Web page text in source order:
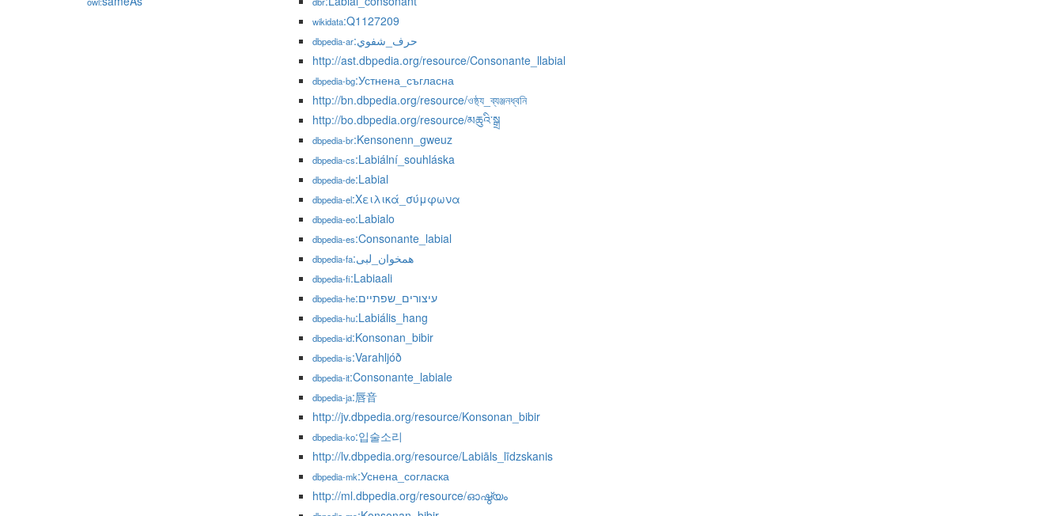
wikidata:Q1127209
dbpedia-ar :حرف_شفوي
http://ast.dbpedia.org/resource/Consonante_llabial
dbpedia-bg:Устнена_съгласна
http://bn.dbpedia.org/resource/ওষ্ঠ্য_ব্যঞ্জনধ্বনি
http://bo.dbpedia.org/resource/མཆུའི་སྒྲ
dbpedia-br:Kensonenn_gweuz
dbpedia-cs:Labiální_souhláska
dbpedia-de:Labial
dbpedia-el:Χειλικά_σύμφωνα
dbpedia-eo:Labialo
dbpedia-es:Consonante_labial
dbpedia-fa :همخوان_لبی
dbpedia-fi:Labiaali
dbpedia-he :עיצורים_שפתיים
dbpedia-hu:Labiális_hang
dbpedia-id:Konsonan_bibir
dbpedia-is:Varahljóð
dbpedia-it:Consonante_labiale
dbpedia-ja:唇音
http://jv.dbpedia.org/resource/Konsonan_bibir
dbpedia-ko:입술소리
http://lv.dbpedia.org/resource/Labiāls_līdzskanis
dbpedia-mk:Уснена_согласка
http://ml.dbpedia.org/resource/ഓഷ്ഠ്യം